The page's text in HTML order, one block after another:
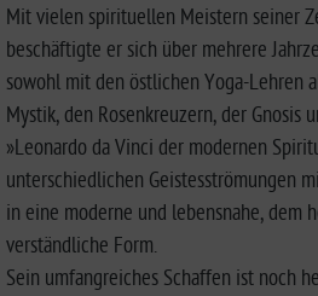
Mit vielen spirituellen Meistern seiner
beschäftigte er sich über mehrere
sowohl mit den östlichen Yoga-Lehren
Mystik, den Rosenkreuzern, der Gnosis
»Leonardo da Vinci der modernen
unterschiedlichen Geistesströmungen
in eine moderne und lebens­nahe, dem
verständliche Form.
Sein umfangreiches Schaffen ist noch